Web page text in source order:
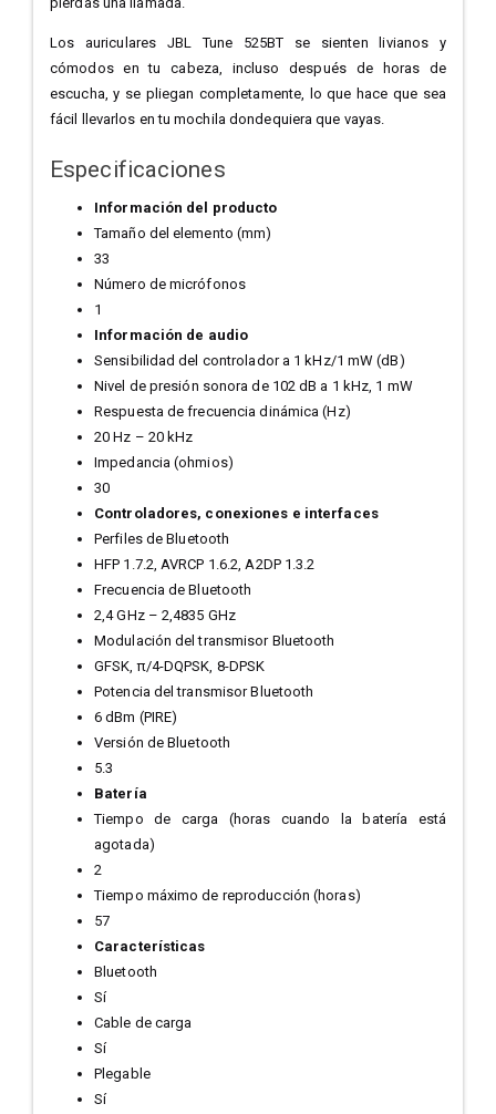
Los auriculares JBL Tune 525BT se sienten livianos y
cómodos en tu cabeza, incluso después de horas de
escucha, y se pliegan completamente, lo que hace que sea
fácil llevarlos en tu mochila dondequiera que vayas.
Especificaciones
Información del producto
Tamaño del elemento (mm)
33
Número de micrófonos
1
Información de audio
Sensibilidad del controlador a 1 kHz/1 mW (dB)
Nivel de presión sonora de 102 dB a 1 kHz, 1 mW
Respuesta de frecuencia dinámica (Hz)
20 Hz – 20 kHz
Impedancia (ohmios)
30
Controladores, conexiones e interfaces
Perfiles de Bluetooth
HFP 1.7.2, AVRCP 1.6.2, A2DP 1.3.2
Frecuencia de Bluetooth
2,4 GHz – 2,4835 GHz
Modulación del transmisor Bluetooth
GFSK, π/4-DQPSK, 8-DPSK
Potencia del transmisor Bluetooth
6 dBm (PIRE)
Versión de Bluetooth
5.3
Batería
Tiempo de carga (horas cuando la batería está
agotada)
2
Tiempo máximo de reproducción (horas)
57
Características
Bluetooth
Sí
Cable de carga
Sí
Plegable
Sí